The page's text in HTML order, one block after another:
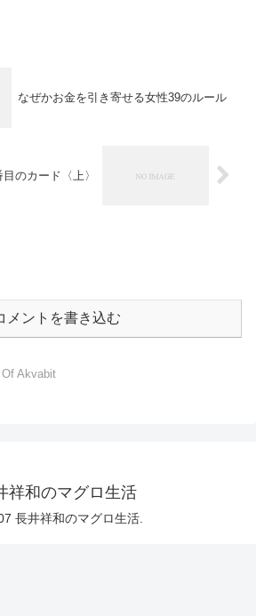
なぜかお金を引き寄せる女性39のルール
目のカード〈上〉
メントを書き込む
Akvabit
祥和のマグロ生活
長井祥和のマグロ生活.